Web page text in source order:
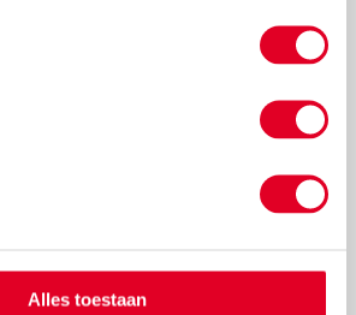
Alles toestaan